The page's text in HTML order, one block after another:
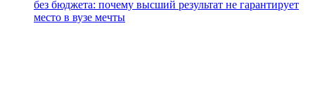
без бюджета: почему высший результат не гарантирует
место в вузе мечты